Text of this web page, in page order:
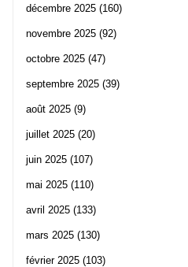
décembre 2025 (160)
novembre 2025 (92)
octobre 2025 (47)
septembre 2025 (39)
août 2025 (9)
juillet 2025 (20)
juin 2025 (107)
mai 2025 (110)
avril 2025 (133)
mars 2025 (130)
février 2025 (103)